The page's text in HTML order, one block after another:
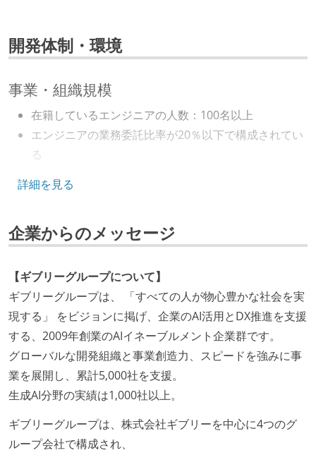
開発体制・環境
事業・組織規模
在籍しているエンジニアの人数：100名以上
エンジニアの業務委託比率が20％以下で構成されてい
る
キャリアパス
いる
マネージャーやCTOと高頻度（月1程度）でキャリアに
ついて話す場が設けられている
年収800万円以上のエンジニアに、マネジメントの役
割を持たない人がいる
技術カルチャー
CTO またはそれに準じる、技術やワークフローの標準
化を行う役割の人・部門が存在する
取締役（社内）または執行役員として、エンジニアリ
ング部門の人間が経営に参加している
社外から登壇を依頼・指名を受けるようなエンジニア
詳細を見る
企業からのメッセージ
【ギブリーグループについて】
ギブリーグループは、 「すべての人が物心豊かな社会を実
現する」 をビジョンに掲げ、企業のAI活用とDX推進を支援
する、2009年創業のAIイネーブルメント企業群です。
グローバルな開発組織と事業創造力、スピードを強みに事
業を展開し、累計5,000社を支援。
生成AI分野の実績は1,000社以上。
ギブリーグループは、株式会社ギブリーを中心に4つのグ
ループ会社で構成され、